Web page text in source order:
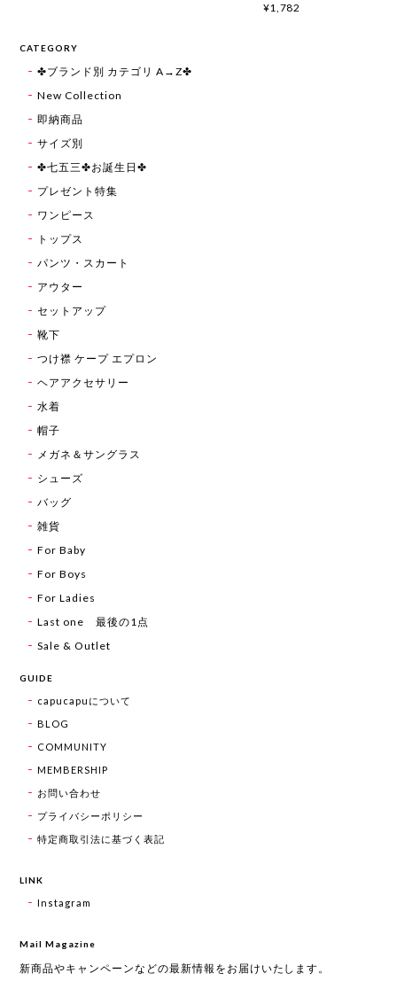
¥1,782
CATEGORY
✤ブランド別 カテゴリ A→Z✤
New Collection
即納商品
サイズ別
✤七五三✤お誕生日✤
プレゼント特集
ワンピース
トップス
パンツ・スカート
アウター
セットアップ
靴下
つけ襟 ケープ エプロン
ヘアアクセサリー
水着
帽子
メガネ＆サングラス
シューズ
バッグ
雑貨
For Baby
For Boys
For Ladies
Last one 最後の1点
Sale & Outlet
GUIDE
capucapuについて
BLOG
COMMUNITY
MEMBERSHIP
お問い合わせ
プライバシーポリシー
特定商取引法に基づく表記
LINK
Instagram
Mail Magazine
新商品やキャンペーンなどの最新情報をお届けいたします。